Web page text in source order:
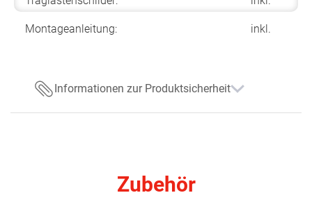
Montageanleitung: inkl.
Informationen zur Produktsicherheit
Zubehör